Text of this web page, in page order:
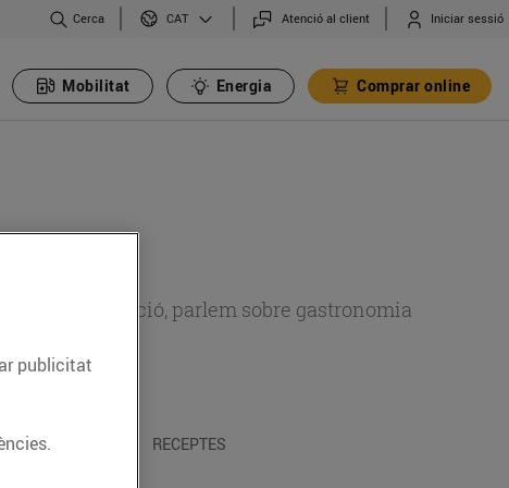
Cerca CAT Atenció al client Iniciar sessió
Mobilitat Energia Comprar online
alimentació, parlem sobre gastronomia
I TRADICIONS RECEPTES
publicitat